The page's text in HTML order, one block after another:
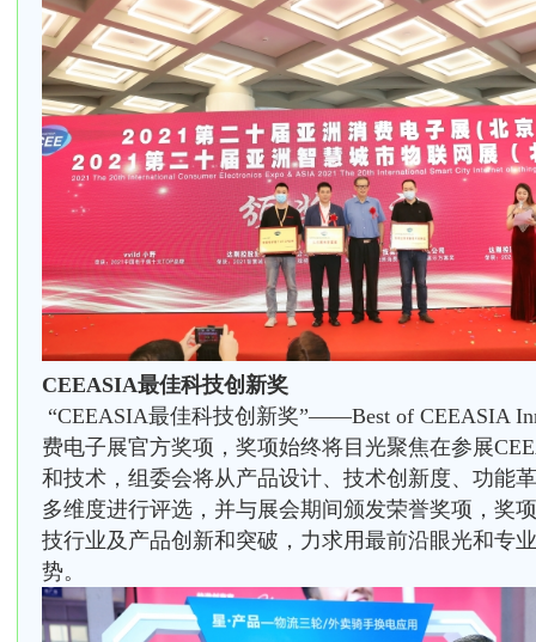
CEEASIA最佳科技创新奖
“CEEASIA最佳科技创新奖”——Best of CEEASIA
费电子展官方奖项，奖项始终将目光聚焦在参展
和技术，组委会将从产品设计、技术创新度、功能
多维度进行评选，并与展会期间颁发荣誉奖项，奖
技行业及产品创新和突破，力求用最前沿眼光和专
势。